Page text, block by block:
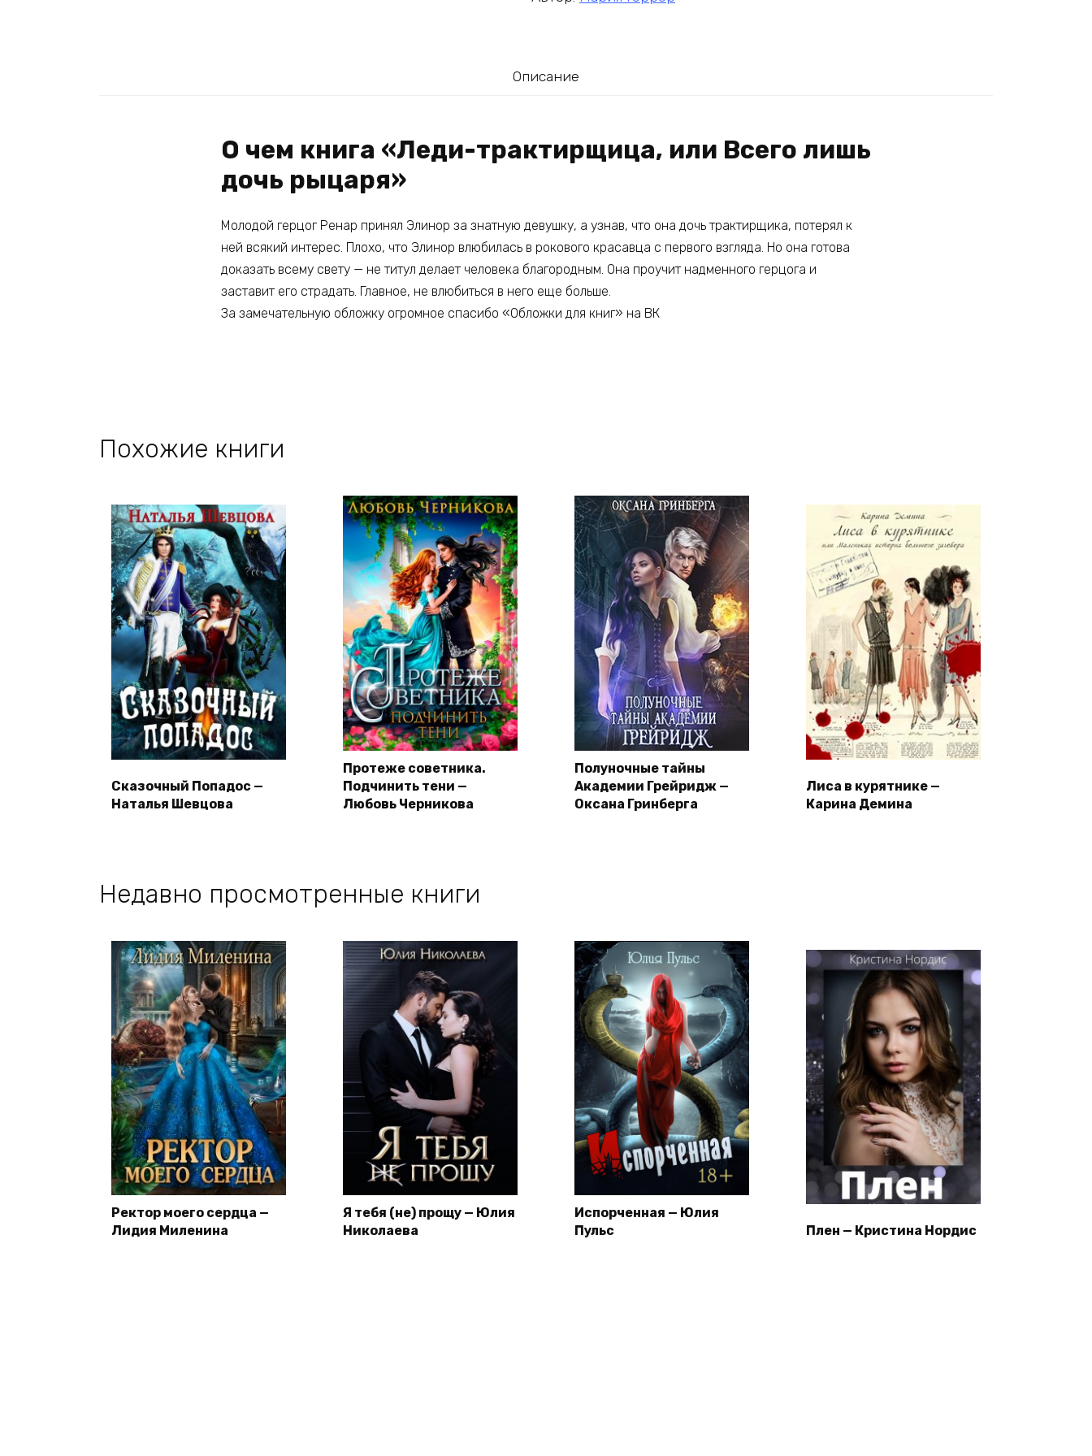
Описание
О чем книга «Леди-трактирщица, или Всего лишь
дочь рыцаря»
Молодой герцог Ренар принял Элинор за знатную девушку, а узнав, что она дочь трактирщика, потерял к
ней всякий интерес. Плохо, что Элинор влюбилась в рокового красавца с первого взгляда. Но она готова
доказать всему свету — не титул делает человека благородным. Она проучит надменного герцога и
заставит его страдать. Главное, не влюбиться в него еще больше.
За замечательную обложку огромное спасибо «Обложки для книг» на ВК
Похожие книги
Сказочный Попадос —
Наталья Шевцова
Протеже советника.
Подчинить тени —
Любовь Черникова
Полуночные тайны
Академии Грейридж —
Оксана Гринберга
Лиса в курятнике —
Карина Демина
Недавно просмотренные книги
Ректор моего сердца —
Лидия Миленина
Я тебя (не) прощу — Юлия
Николаева
Испорченная — Юлия
Пульс
Плен — Кристина Нордис